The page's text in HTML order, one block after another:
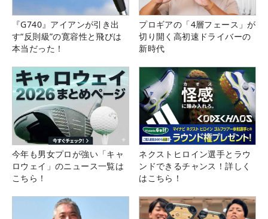
『G740』アイアンが引き出
す“反則級”の寛容性と飛びは
本当だった！
プロギアの「4層フェース」が
切り開く高初速ドライバーの
新時代
今年も男女プロが強い「キャ
ロウェイ」のニュース一覧は
こちら！
ネクストヒロイン選手とラウ
ンドできるチャンス！詳しく
はこちら！